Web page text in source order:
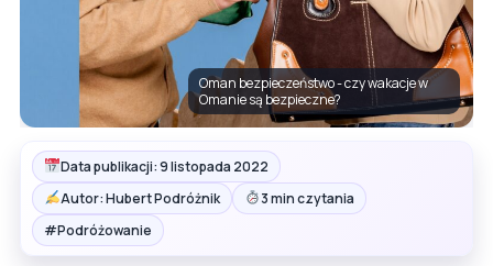
Oman bezpieczeństwo - czy wakacje w
Omanie są bezpieczne?
Data publikacji: 9 listopada 2022
Autor: Hubert Podróżnik
3 min czytania
#Podróżowanie